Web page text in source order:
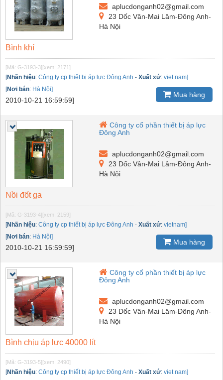
aplucdonganh02@gmail.com
23 Dốc Vân-Mai Lâm-Đông Anh-
Hà Nội
Bình khí
[Mã: G-3193-3] [xem: 2171]
[Nhãn hiệu: Công ty cp thiết bị áp lực Đông Anh - Xuất xứ: viet nam]
[Nơi bán: Hà Nội]
2010-10-21 16:59:59]
Mua hàng
Công ty cổ phần thiết bị áp lực
Đông Anh
aplucdonganh02@gmail.com
23 Dốc Vân-Mai Lâm-Đông Anh-
Hà Nội
Nồi đốt ga
[Mã: G-3193-4] [xem: 2159]
[Nhãn hiệu: Công ty cp thiết bị áp lực Đông Anh - Xuất xứ: vietnam]
[Nơi bán: Hà Nội]
2010-10-21 16:59:59]
Mua hàng
Công ty cổ phần thiết bị áp lực
Đông Anh
aplucdonganh02@gmail.com
23 Dốc Vân-Mai Lâm-Đông Anh-
Hà Nội
Bình chịu áp lưc 40000 lít
[Mã: G-3193-5] [xem: 2490]
[Nhãn hiệu: Công ty cp thiết bị áp lực Đông Anh - Xuất xứ: viet nam]